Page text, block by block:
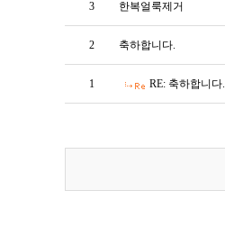
3 한복얼룩제거
2 축하합니다.
1 RE: 축하합니다.